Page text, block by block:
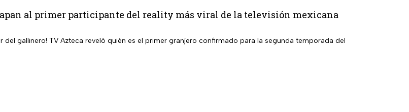
al primer participante del reality más viral de la televisión mexicana
del gallinero! TV Azteca reveló quién es el primer granjero confirmado para la segunda temporada del